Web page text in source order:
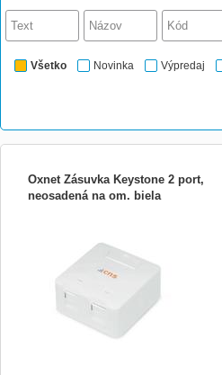
Všetko Novinka Výpredaj
Oxnet Zásuvka Keystone 2 port,
neosadená na om. biela
je nutné doplniť 1 alebo 2 ks keystone
modulom - pružinové dvierka zabraňujú
zaprášeniu kontaktov keystonu - Farba:
biela - Rozmery (ŠxVxH): 62x64x30mm